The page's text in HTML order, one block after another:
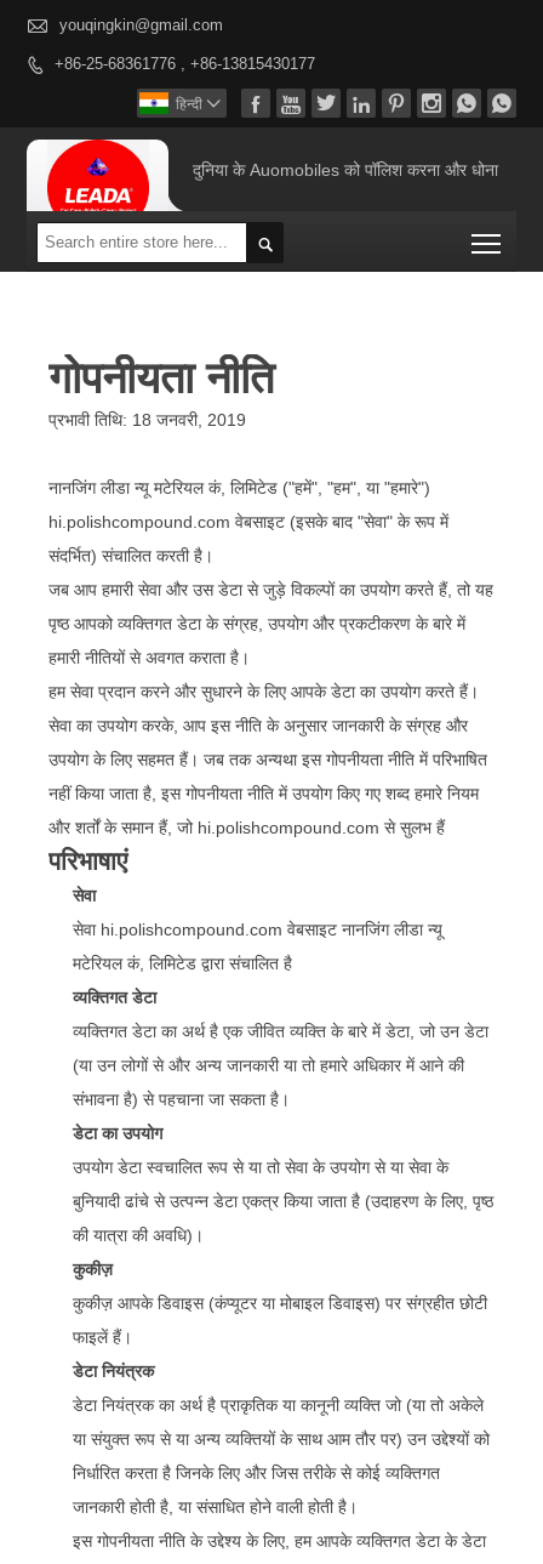
 youqingkin@gmail.com
 +86-25-68361776 , +86-13815430177
       
हिन्दी 
दुनिया के Auomobiles को पॉलिश करना और धोना

गोपनीयता नीति
प्रभावी तिथि: 18 जनवरी, 2019
नानजिंग लीडा न्यू मटेरियल कं, लिमिटेड ("हमें", "हम", या "हमारे")
hi.polishcompound.com वेबसाइट (इसके बाद "सेवा" के रूप में
संदर्भित) संचालित करती है।
जब आप हमारी सेवा और उस डेटा से जुड़े विकल्पों का उपयोग करते हैं, तो यह
पृष्ठ आपको व्यक्तिगत डेटा के संग्रह, उपयोग और प्रकटीकरण के बारे में
हमारी नीतियों से अवगत कराता है।
हम सेवा प्रदान करने और सुधारने के लिए आपके डेटा का उपयोग करते हैं।
सेवा का उपयोग करके, आप इस नीति के अनुसार जानकारी के संग्रह और
उपयोग के लिए सहमत हैं। जब तक अन्यथा इस गोपनीयता नीति में परिभाषित
नहीं किया जाता है, इस गोपनीयता नीति में उपयोग किए गए शब्द हमारे नियम
और शर्तों के समान हैं, जो hi.polishcompound.com से सुलभ हैं
परिभाषाएं
सेवा
सेवा hi.polishcompound.com वेबसाइट नानजिंग लीडा न्यू
मटेरियल कं, लिमिटेड द्वारा संचालित है
व्यक्तिगत डेटा
व्यक्तिगत डेटा का अर्थ है एक जीवित व्यक्ति के बारे में डेटा, जो उन डेटा
(या उन लोगों से और अन्य जानकारी या तो हमारे अधिकार में आने की
संभावना है) से पहचाना जा सकता है।
डेटा का उपयोग
उपयोग डेटा स्वचालित रूप से या तो सेवा के उपयोग से या सेवा के
बुनियादी ढांचे से उत्पन्न डेटा एकत्र किया जाता है (उदाहरण के लिए, पृष्ठ
की यात्रा की अवधि)।
कुकीज़
कुकीज़ आपके डिवाइस (कंप्यूटर या मोबाइल डिवाइस) पर संग्रहीत छोटी
फाइलें हैं।
डेटा नियंत्रक
डेटा नियंत्रक का अर्थ है प्राकृतिक या कानूनी व्यक्ति जो (या तो अकेले
या संयुक्त रूप से या अन्य व्यक्तियों के साथ आम तौर पर) उन उद्देश्यों को
निर्धारित करता है जिनके लिए और जिस तरीके से कोई व्यक्तिगत
जानकारी होती है, या संसाधित होने वाली होती है।
इस गोपनीयता नीति के उद्देश्य के लिए, हम आपके व्यक्तिगत डेटा के डेटा